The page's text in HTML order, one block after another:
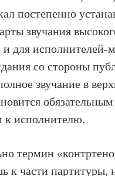
постепенно
звучания
и для
со стороны
звучание в
обязательным
к исполнителю.
термин
к части партитуры,